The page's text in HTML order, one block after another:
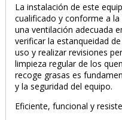
La instalación de este
cualificado y conforme a
una ventilación adecuada
verificar la estanqueidad
uso y realizar revisiones
limpieza regular de los
recoge grasas es
y la seguridad del equipo.
Eficiente, funcional y